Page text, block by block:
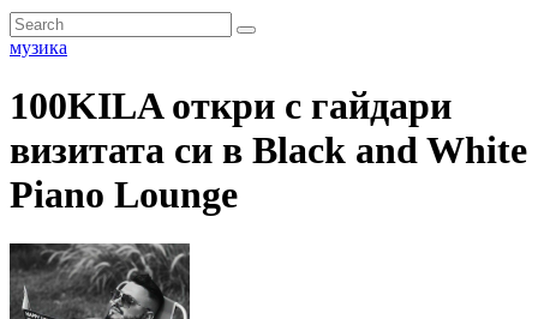
музика
100KILA откри с гайдари
визитата си в Black and White
Piano Lounge